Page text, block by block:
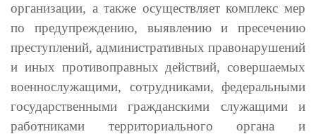
организации, а также осуществляет комплекс мер
по предупреждению, выявлению и пресечению
преступлений, административных правонарушений
и иных противоправных действий, совершаемых
военнослужащими, сотрудниками, федеральными
государственными гражданскими служащими и
работниками территориального органа и